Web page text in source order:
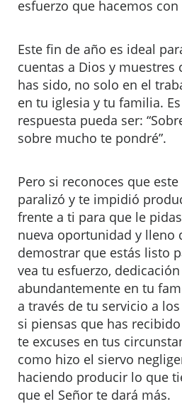
esfuerzo que hacemos
Este fin de año es ideal
cuentas a Dios y muestres
has sido, no solo en el
en tu iglesia y tu familia.
respuesta pueda ser:
sobre mucho te pondré”.
Pero si reconoces que
paralizó y te impidió
frente a ti para que le
nueva oportunidad y lleno
demostrar que estás listo
vea tu esfuerzo,
abundantemente en tu
a través de tu servicio a
si piensas que has
te excuses en tus
como hizo el siervo
haciendo producir lo que
que el Señor te dará más.